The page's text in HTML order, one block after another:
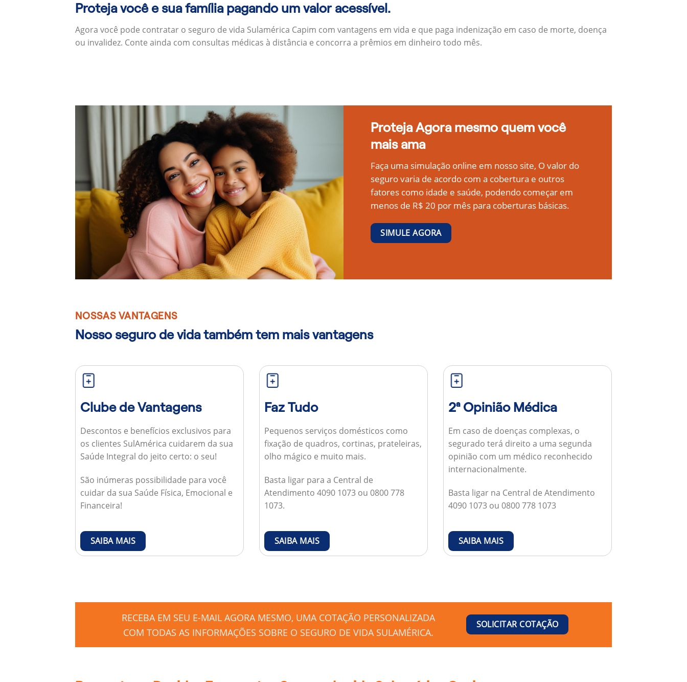
Proteja você e sua família pagando um valor acessível.
Agora você pode contratar o seguro de vida Sulamérica Capim com vantagens em vida e que paga indenização em caso de morte, doença
ou invalidez. Conte ainda com consultas médicas à distância e concorra a prêmios em dinheiro todo mês.
Proteja Agora mesmo quem você
mais ama
Faça uma simulação online em nosso site, O valor do
seguro varia de acordo com a cobertura e outros
fatores como idade e saúde, podendo começar em
menos de R$ 20 por mês para coberturas básicas.
SIMULE AGORA
NOSSAS VANTAGENS
Nosso seguro de vida também tem mais vantagens
Clube de Vantagens
Descontos e benefícios exclusivos para
os clientes SulAmérica cuidarem da sua
Saúde Integral do jeito certo: o seu!
São inúmeras possibilidade para você
cuidar da sua Saúde Física, Emocional e
Financeira!
SAIBA MAIS
Faz Tudo
Pequenos serviços domésticos como
fixação de quadros, cortinas, prateleiras,
olho mágico e muito mais.
Basta ligar para a Central de
Atendimento 4090 1073 ou 0800 778
1073.
SAIBA MAIS
2ª Opinião Médica
Em caso de doenças complexas, o
segurado terá direito a uma segunda
opinião com um médico reconhecido
internacionalmente.
Basta ligar na Central de Atendimento
4090 1073 ou 0800 778 1073
SAIBA MAIS
RECEBA EM SEU E-MAIL AGORA MESMO, UMA COTAÇÃO PERSONALIZADA
COM TODAS AS INFORMAÇÕES SOBRE O SEGURO DE VIDA SULAMÉRICA.
SOLICITAR COTAÇÃO